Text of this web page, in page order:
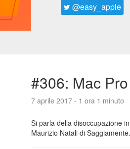
@easy_apple
#306: Mac
7 aprile 2017 - 1 ora 1 minuto
Si parla della disoccupazione
Maurizio Natali di Saggiamente.